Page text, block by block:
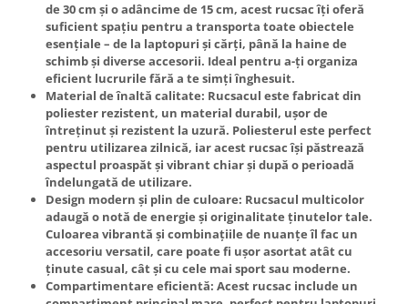
de 30 cm și o adâncime de 15 cm, acest rucsac îți oferă
suficient spațiu pentru a transporta toate obiectele
esențiale – de la laptopuri și cărți, până la haine de
schimb și diverse accesorii. Ideal pentru a-ți organiza
eficient lucrurile fără a te simți înghesuit.
Material de înaltă calitate: Rucsacul este fabricat din
poliester rezistent, un material durabil, ușor de
întreținut și rezistent la uzură. Poliesterul este perfect
pentru utilizarea zilnică, iar acest rucsac își păstrează
aspectul proaspăt și vibrant chiar și după o perioadă
îndelungată de utilizare.
Design modern și plin de culoare: Rucsacul multicolor
adaugă o notă de energie și originalitate ținutelor tale.
Culoarea vibrantă și combinațiile de nuanțe îl fac un
accesoriu versatil, care poate fi ușor asortat atât cu
ținute casual, cât și cu cele mai sport sau moderne.
Compartimentare eficientă: Acest rucsac include un